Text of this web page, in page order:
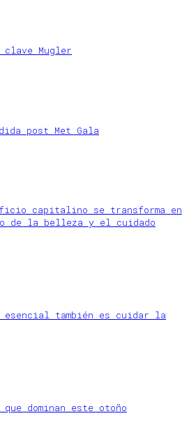
Mugler
post Met Gala
capitalino se transforma en
de la belleza y el cuidado
también es cuidar la
dominan este otoño